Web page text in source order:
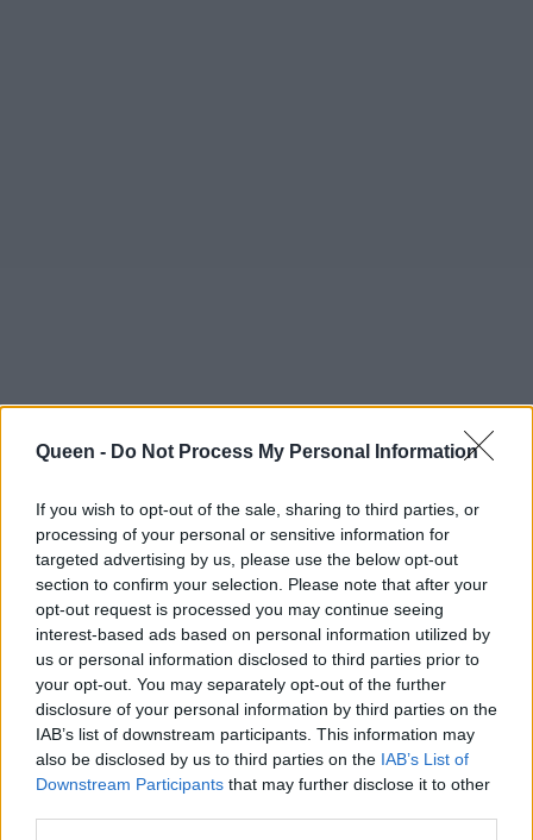
Queen - Do Not Process My Personal Information
If you wish to opt-out of the sale, sharing to third parties, or
processing of your personal or sensitive information for
targeted advertising by us, please use the below opt-out
section to confirm your selection. Please note that after your
opt-out request is processed you may continue seeing
interest-based ads based on personal information utilized by
us or personal information disclosed to third parties prior to
your opt-out. You may separately opt-out of the further
disclosure of your personal information by third parties on the
IAB’s list of downstream participants. This information may
also be disclosed by us to third parties on the IAB’s List of
Downstream Participants that may further disclose it to other